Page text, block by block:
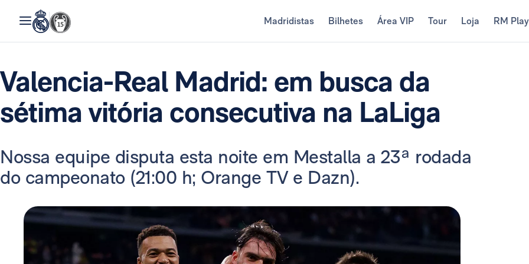
Madridistas Bilhetes Área VIP Tour Loja RM Play
Valencia-Real Madrid: em busca da
sétima vitória consecutiva na LaLiga
Nossa equipe disputa esta noite em Mestalla a 23ª rodada
do campeonato (21:00 h; Orange TV e Dazn).